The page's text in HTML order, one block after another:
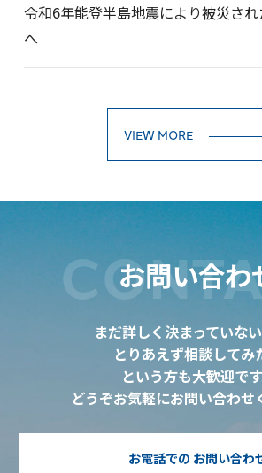
令和6年能登半島地震により被災さ
へ
VIEW MORE
お問い合わ
まだ詳しく決まっていない
とりあえず相談してみ
という方も大歓迎です
どうぞお気軽にお問い合わせ
お電話での お問い合わ